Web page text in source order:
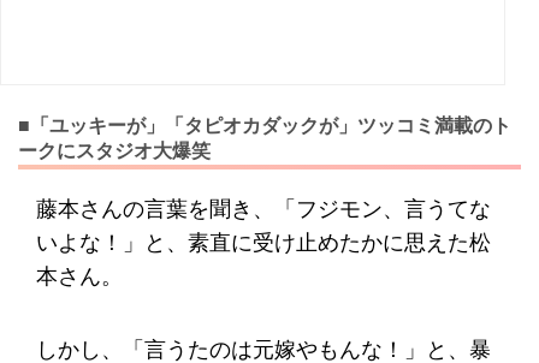
■「ユッキーが」「タピオカダックが」ツッコミ満載のト
ークにスタジオ大爆笑
藤本さんの言葉を聞き、「フジモン、言うてな
いよな！」と、素直に受け止めたかに思えた松
本さん。
しかし、「言うたのは元嫁やもんな！」と、暴